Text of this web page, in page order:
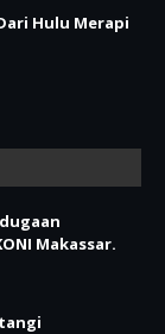
Hulu Merapi
Makassar.